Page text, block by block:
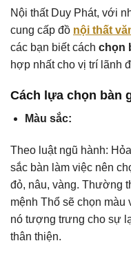
Nội thất Duy Phát, với
cung cấp đồ nội thất
các bạn biết cách chọn
hợp nhất cho vị trí lãnh
Cách lựa chọn bàn
Màu sắc:
Theo luật ngũ hành:
sắc bàn làm việc nên
đỏ, nâu, vàng. Thường
mệnh Thổ sẽ chọn
nó tượng trưng cho sự
thân thiện.